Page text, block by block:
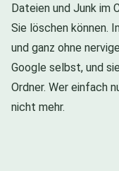
Dateien und Junk im
Sie löschen können.
und ganz ohne
Google selbst, und
Ordner. Wer einfach
nicht mehr.